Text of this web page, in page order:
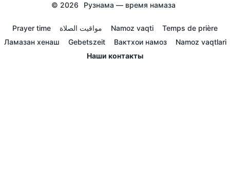
© 2026 Рузнама — время намаза
Prayer time مواقيت الصلاة Namoz vaqti
Temps de prière
Ламазан хенаш
Gebetszeit Вактхои намоз
Namoz vaqtlari
Наши контакты